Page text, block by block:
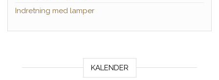
Indretning med lamper
KALENDER